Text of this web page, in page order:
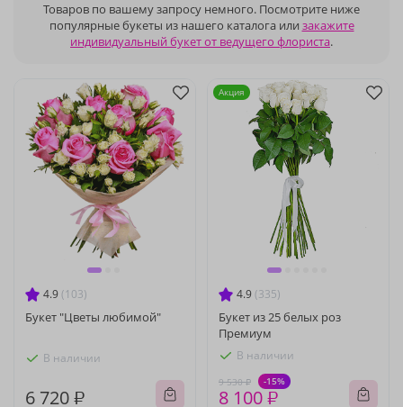
Товаров по вашему запросу немного. Посмотрите ниже
популярные букеты из нашего каталога или закажите
индивидуальный букет от ведущего флориста.
4.9 (103)
Букет "Цветы любимой"
В наличии
6 720 ₽
4.9 (335)
Букет из 25 белых роз
Премиум
В наличии
9 530 ₽ -15%
8 100 ₽
Акция